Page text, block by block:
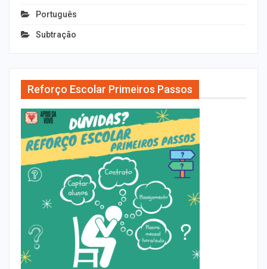
Português
Subtração
Reforço Escolar Primeiros Passos